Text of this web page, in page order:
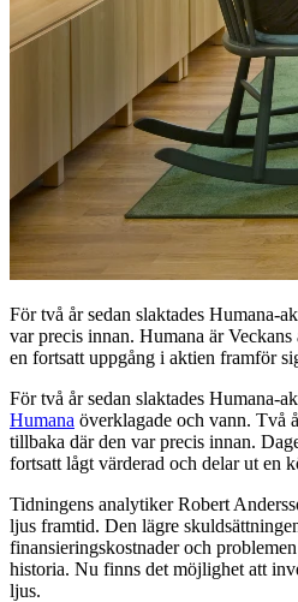
För två år sedan slaktades Humana-
var precis innan. Humana är
en fortsatt uppgång i aktien framför
För två år sedan slaktades Humana-
Humana överklagade och vann. Två
tillbaka där den var precis innan.
fortsatt lågt värderad och delar ut en
Tidningens analytiker Robert
ljus framtid. Den lägre
finansieringskostnader och
historia. Nu finns det möjlighet att
ljus.